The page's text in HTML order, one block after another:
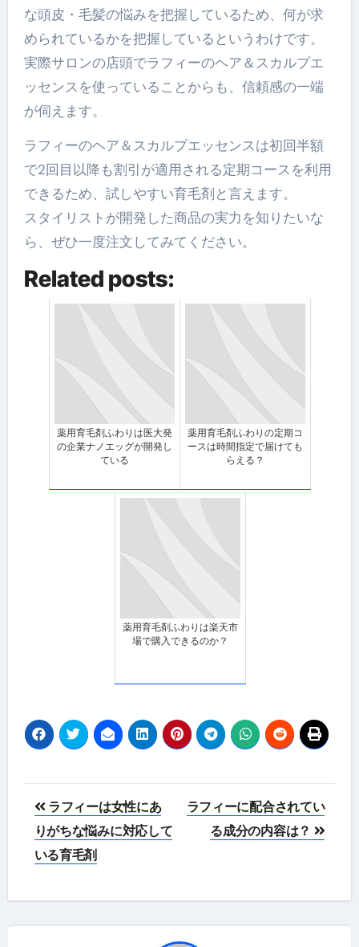
な頭皮・毛髪の悩みを把握しているため、何が求
められているかを把握しているというわけです。
実際サロンの店頭でラフィーのヘア＆スカルプエ
ッセンスを使っていることからも、信頼感の一端
が伺えます。
ラフィーのヘア＆スカルプエッセンスは初回半額
で2回目以降も割引が適用される定期コースを利用
できるため、試しやすい育毛剤と言えます。
スタイリストが開発した商品の実力を知りたいな
ら、ぜひ一度注文してみてください。
Related posts:
薬用育毛剤ふわりは医大発
の企業ナノエッグが開発し
ている
薬用育毛剤ふわりの定期コ
ースは時間指定で届けても
らえる？
薬用育毛剤ふわりは楽天市
場で購入できるのか？
投
稿
ナ
ビ
ゲ
ラフィーは女性にあ
りがちな悩みに対応して
いる育毛剤
ラフィーに配合されてい
る成分の内容は？